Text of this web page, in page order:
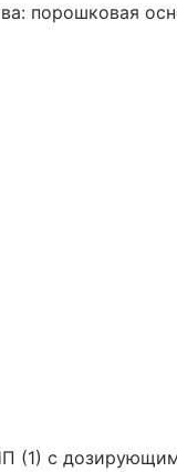
порошковая
(1) с